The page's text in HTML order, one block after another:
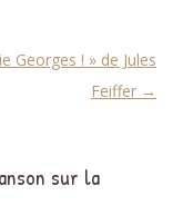
Georges ! » de Jules
Feiffer →
sur la